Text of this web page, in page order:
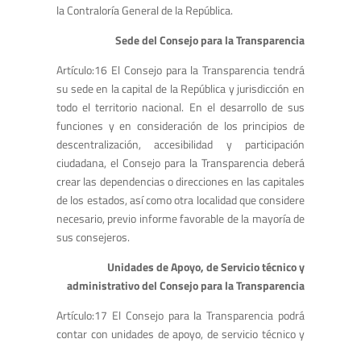
la Contraloría General de la República.
Sede del Consejo para la Transparencia
Artículo:16 El Consejo para la Transparencia tendrá
su sede en la capital de la República y jurisdicción en
todo el territorio nacional. En el desarrollo de sus
funciones y en consideración de los principios de
descentralización, accesibilidad y participación
ciudadana, el Consejo para la Transparencia deberá
crear las dependencias o direcciones en las capitales
de los estados, así como otra localidad que considere
necesario, previo informe favorable de la mayoría de
sus consejeros.
Unidades de Apoyo, de Servicio técnico y
administrativo del Consejo para la Transparencia
Artículo:17 El Consejo para la Transparencia podrá
contar con unidades de apoyo, de servicio técnico y